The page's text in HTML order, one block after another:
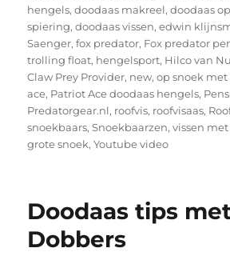
hengels,doodaas makreel,doodaas
spiering,doodaas vissen,edwin
Saenger,fox predator, Fox predator
trolling float, hengelsport, Hilco van
Claw Prey Provider, new,op snoek met
ace, Patriot Ace doodaas hengels,
Predatorgear.nl, roofvis, roofvisaas,
snoekbaars,Snoekbaarzen,vissen
grote snoek,Youtube video
Doodaas tips
Dobbers